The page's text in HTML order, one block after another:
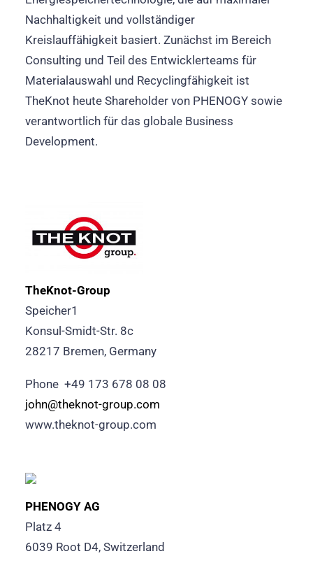
Nachhaltigkeit und vollständiger
Kreislauffähigkeit basiert. Zunächst im Bereich
Consulting und Teil des Entwicklerteams für
Materialauswahl und Recyclingfähigkeit ist
TheKnot heute Shareholder von PHENOGY sowie
verantwortlich für das globale Business
Development.
TheKnot-Group
Speicher1
Konsul-Smidt-Str. 8c
28217 Bremen, Germany
Phone +49 173 678 08 08
john@theknot-group.com
www.theknot-group.com
PHENOGY AG
Platz 4
6039 Root D4, Switzerland